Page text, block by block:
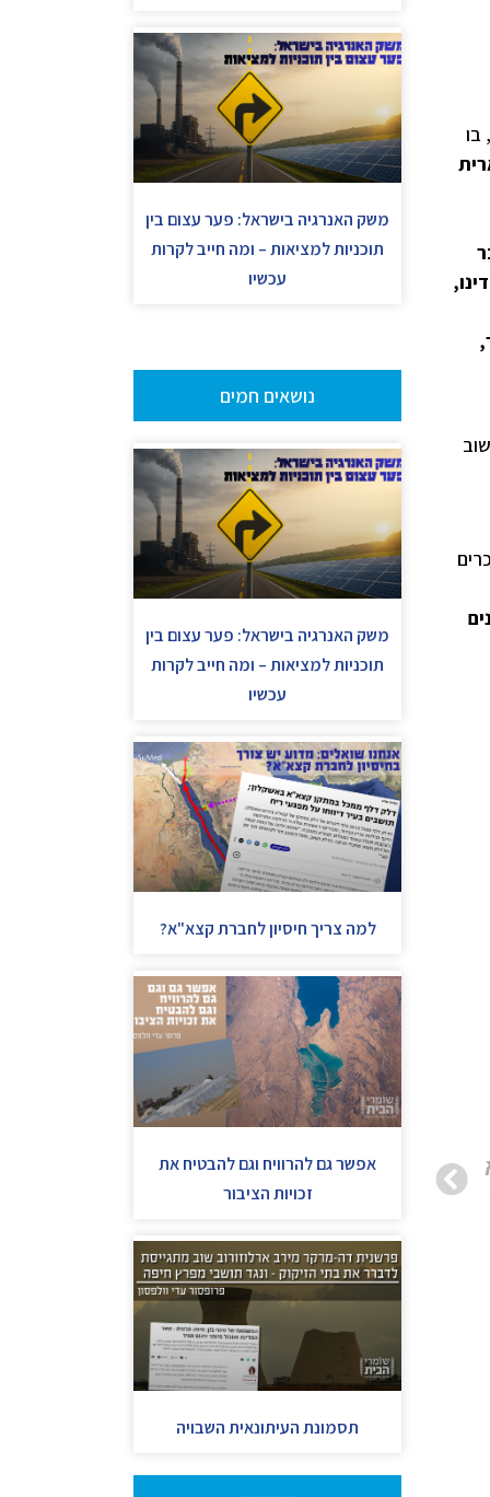
, בו
משק האנרגיה בישראל: פער עצום בין
תוכניות למציאות – ומה חייב לקרות
עכשיו
נושאים חמים
משק האנרגיה בישראל: פער עצום בין
תוכניות למציאות – ומה חייב לקרות
עכשיו
למה צריך חיסיון לחברת קצא"א?
אפשר גם להרוויח וגם להבטיח את
זכויות הציבור
תסמונת העיתונאית השבויה